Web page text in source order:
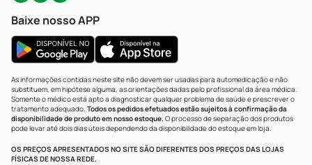
Baixe nosso APP
As informações contidas neste site não devem ser usadas para automedicação e não
substituem, em hipótese alguma, as orientações dadas pelo profissional da área médica.
Somente o médico está apto a diagnosticar qualquer problema de saúde e prescrever o
tratamento adequado. Todos os pedidos efetuados estão sujeitos à confirmação da
disponibilidade de produto em nosso estoque.O processo de separação dos produtos
pode levar até dois dias úteis dependendo da disponibilidade do estoque em loja.
OS PREÇOS APRESENTADOS NO SITE SÃO DIFERENTES DOS PREÇOS DAS LOJAS
FÍSICAS DE NOSSA REDE.